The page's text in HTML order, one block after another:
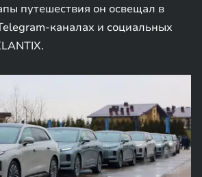
путешествия он освещал в
каналах и социальных